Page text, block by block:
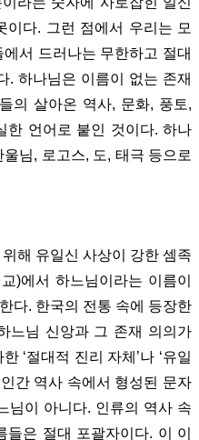
이다. 그런 점에서 우리는 모
서 드러나는 무한하고 절대
. 하나님은 이름이 없는 존재
의 살아온 역사, 문화, 풍토,
한 언어로 붙인 것이다. 하나
님, 로고스, 도, 태극 등으로
해 유일신 사상이 강한 셈족
)에서 하느님이라는 이름이
다. 한국의 전통 속에 등장한
느님 신앙과 그 존재 의의가
‘절대적 진리 자체’나 ‘유일
인간 역사 속에서 형성된 문자
님이 아니다. 인류의 역사 속
은 절대 포괄자이다. 이 이